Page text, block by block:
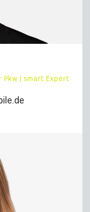
| smart Expert